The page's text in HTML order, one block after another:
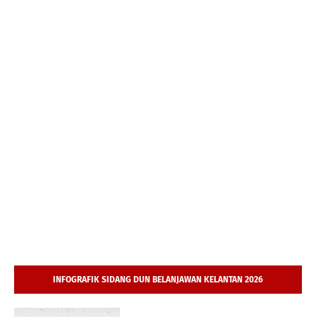
INFOGRAFIK SIDANG DUN BELANJAWAN KELANTAN 2026